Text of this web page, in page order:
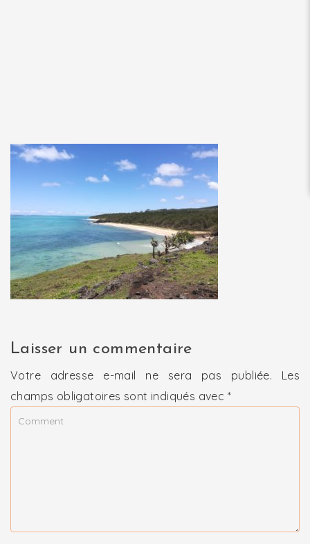
Laisser un commentaire
Votre adresse e-mail ne sera pas publiée.
Les
champs obligatoires sont indiqués avec *